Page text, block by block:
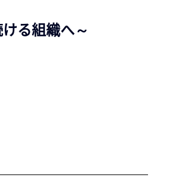
る組織へ～